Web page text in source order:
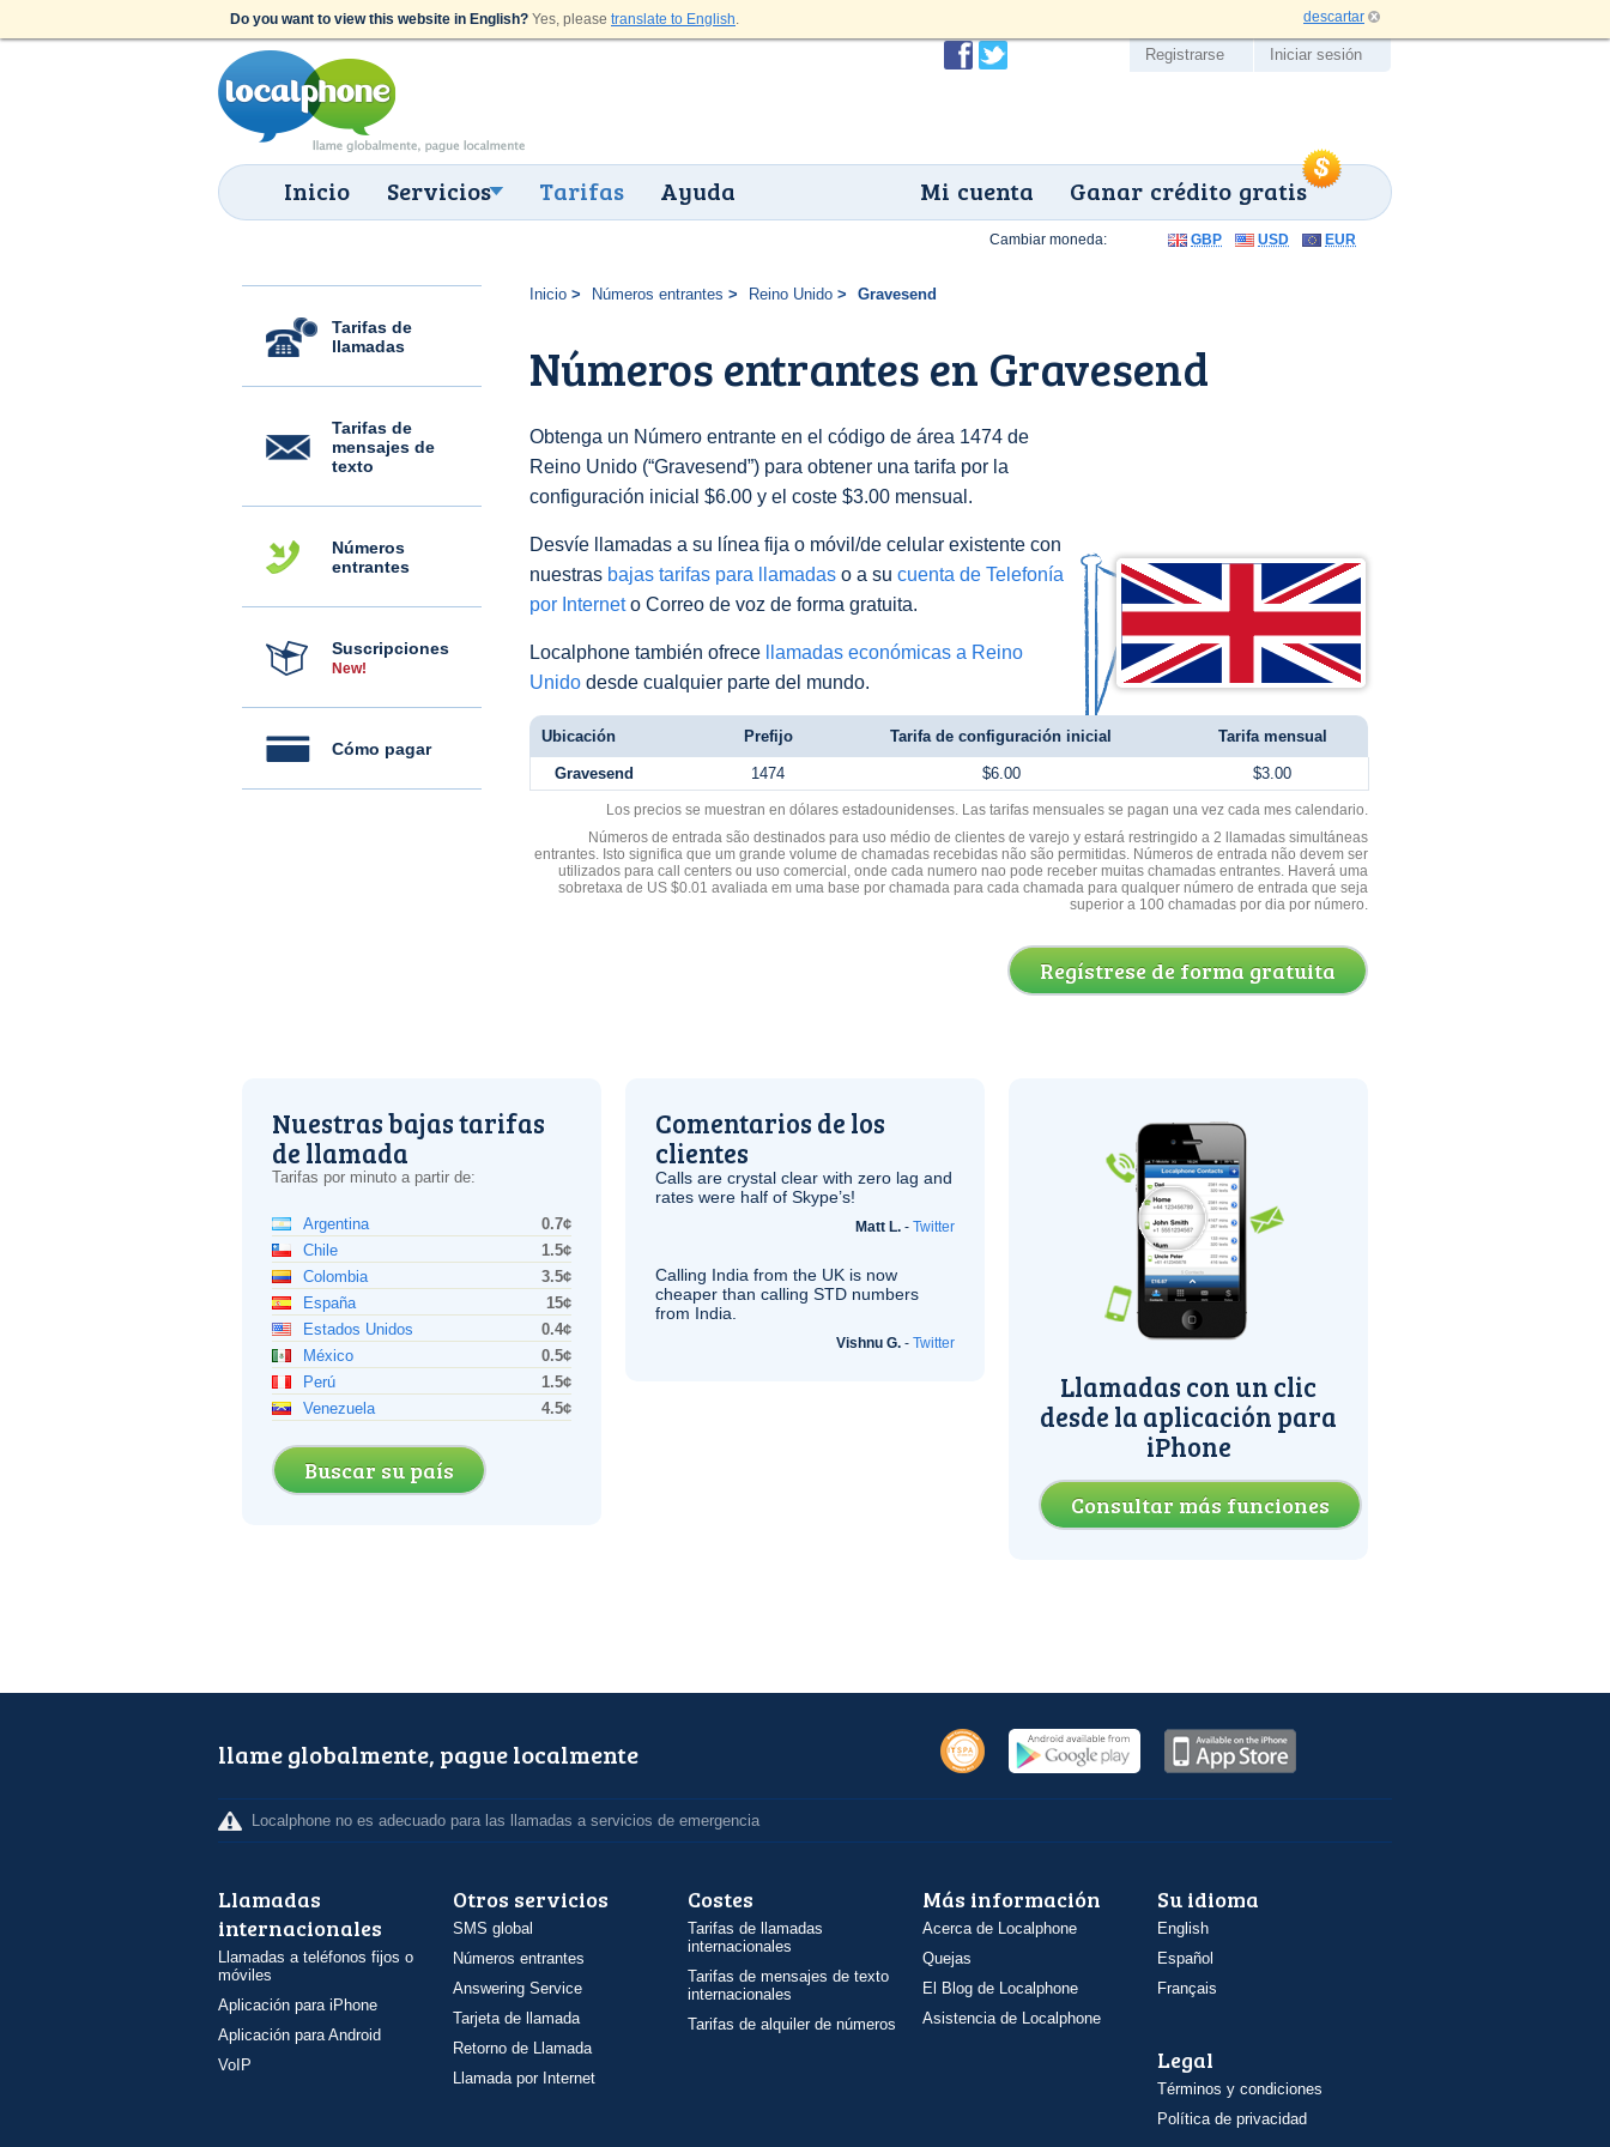
Do you want to view this website in English? Yes, please translate to English. descartar
Inicio Servicios Tarifas Ayuda Ganar crédito gratis
Mi cuenta
Registrarse Iniciar sesión
Tarifas de
llamadas
Tarifas de
mensajes de
texto
Números
entrantes
Suscripciones
New!
Cómo pagar
Inicio Números entrantes Reino Unido Gravesend
Números entrantes en Gravesend
Obtenga un Número entrante en el código de área 1474 de
Reino Unido (“Gravesend”) para obtener una tarifa por la
configuración inicial $6.00 y el coste $3.00 mensual.
Desvíe llamadas a su línea fija o móvil/de celular existente con
nuestras bajas tarifas para llamadas o a su cuenta de Telefonía
por Interneto Correo de voz de forma gratuita.
Localphone también ofrece
llamadas económicas a Reino
Unido desde cualquier parte del mundo.
Cambiar moneda: GBP USD EUR
Ubicación Prefijo Tarifa de configuración inicial Tarifa mensual
Gravesend 1474 $6.00 $3.00
Los precios se muestran en dólares estadounidenses. Las tarifas mensuales se pagan una vez cada mes calendario.
Números de entrada são destinados para uso médio de clientes de varejo y estará restringido a 2 llamadas simultáneas
entrantes. Isto significa que um grande volume de chamadas recebidas não são permitidas. Números de entrada não devem ser
utilizados para call centers ou uso comercial, onde cada numero nao pode receber muitas chamadas entrantes. Haverá uma
sobretaxa de US $0.01 avaliada em uma base por chamada para cada chamada para qualquer número de entrada que seja
superior a 100 chamadas por dia por número.
Regístrese de forma gratuita
Nuestras bajas tarifas
de llamada
Tarifas por minuto a partir de:
Argentina
0.7¢
Chile
1.5¢
Colombia
3.5¢
España
15¢
Estados Unidos
0.4¢
México
0.5¢
Perú
1.5¢
Venezuela
4.5¢
Buscar su país
Comentarios de los
clientes
Calls are crystal clear with zero lag and
rates were half of Skype’s!
Matt L. - Twitter
Calling India from the UK is now
cheaper than calling STD numbers
from India.
Vishnu G. - Twitter
Llamadas con un clic
desde la aplicación para
iPhone
Consultar más funciones
llame globalmente, pague localmente
Localphone no es adecuado para las llamadas a servicios de emergencia
Llamadas
internacionales
Llamadas a teléfonos fijos o
móviles
Aplicación para iPhone
Aplicación para Android
VoIP
Otros servicios
SMS global
Números entrantes
Answering Service
Tarjeta de llamada
Retorno de Llamada
Llamada por Internet
Costes
Tarifas de llamadas
internacionales
Tarifas de mensajes de texto
internacionales
Tarifas de alquiler de números
Más información
Acerca de Localphone
Quejas
El Blog de Localphone
Asistencia de Localphone
Su idioma
English
Español
Français
Legal
Términos y condiciones
Política de privacidad